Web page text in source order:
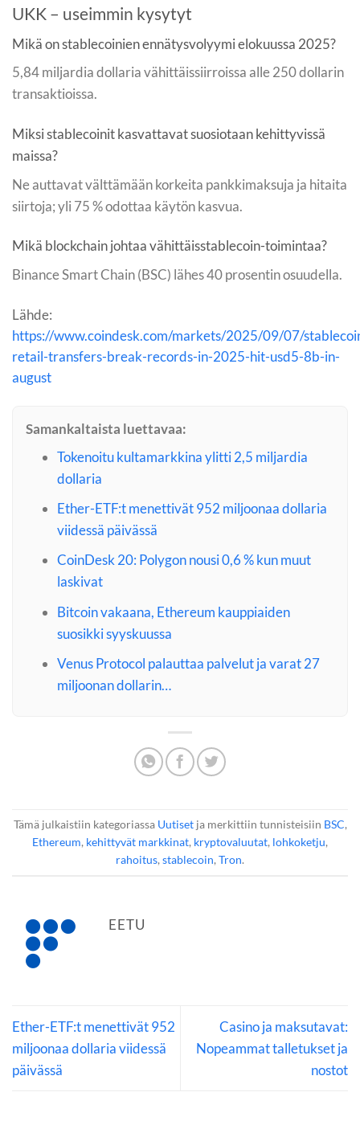
UKK – useimmin kysytyt
Mikä on stablecoinien ennätysvolyymi elokuussa 2025?
5,84 miljardia dollaria vähittäissiirroissa alle 250 dollarin
transaktioissa.
Miksi stablecoinit kasvattavat suosiotaan kehittyvissä
maissa?
Ne auttavat välttämään korkeita pankkimaksuja ja hitaita
siirtoja; yli 75 % odottaa käytön kasvua.
Mikä blockchain johtaa vähittäisstablecoin-toimintaa?
Binance Smart Chain (BSC) lähes 40 prosentin osuudella.
Lähde:
https://www.coindesk.com/markets/2025/09/07/
retail-transfers-break-records-in-2025-hit-usd5-8b-in-
august
Samankaltaista luettavaa:
Tokenoitu kultamarkkina ylitti 2,5 miljardia
dollaria
Ether-ETF:t menettivät 952 miljoonaa dollaria
viidessä päivässä
CoinDesk 20: Polygon nousi 0,6 % kun muut
laskivat
Bitcoin vakaana, Ethereum kauppiaiden
suosikki syyskuussa
Venus Protocol palauttaa palvelut ja varat 27
miljoonan dollarin…
Tämä julkaistiin kategoriassa Uutisetja merkittiin tunnisteisiin BSC,
Ethereum, kehittyvät markkinat, kryptovaluutat, lohkoketju,
rahoitus, stablecoin, Tron.
EETU
Ether-ETF:t menettivät 952
miljoonaa dollaria viidessä
päivässä
Casino ja maksutavat:
Nopeammat talletukset ja
nostot